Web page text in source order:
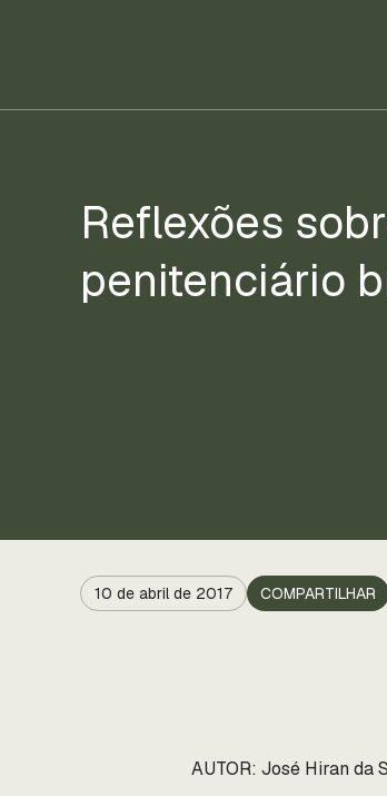
Reflexões
penitenciário
10 de abril de 2017 COMPARTILHAR
AUTOR: José Hiran da